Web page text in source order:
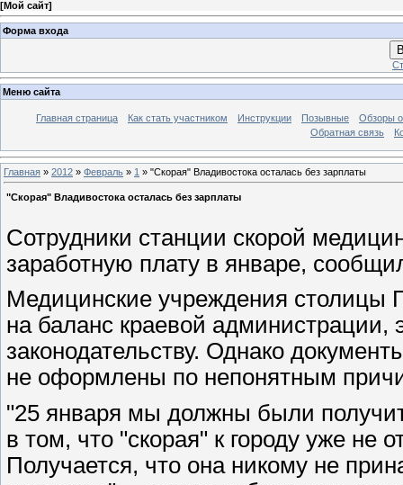
[Мой сайт]
Форма входа
Меню сайта
Главная страница Как стать участником Инструкции Позывные
Обзоры
Обратная связь
Главная » 2012 » Февраль » 1 » "Скорая" Владивостока осталась без зарплаты
"Скорая" Владивостока осталась без зарплаты
Сотрудники станции скорой
заработную плату в январе,
Медицинские учреждения столицы
на баланс краевой
законодательству. Однако
не оформлены по непонятным
"25 января мы должны были
в том, что "скорая" к городу уже не
Получается, что она никому не